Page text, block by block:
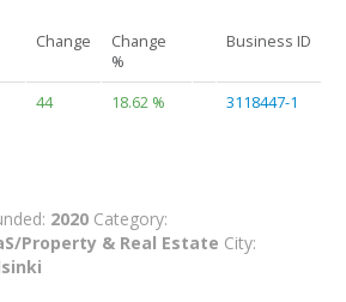
Change
Change
%
Business ID
44 18.62 % 3118447-1
2020 Category:
Property & Real Estate City: